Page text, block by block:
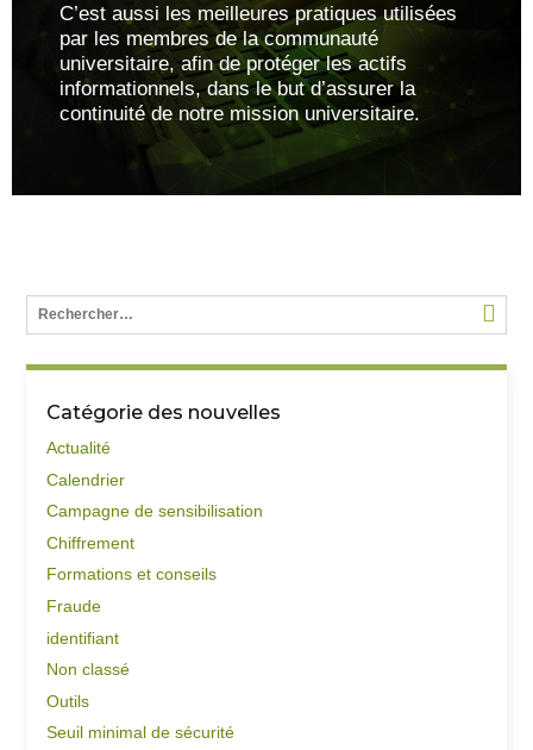
C’est aussi les meilleures pratiques utilisées
par les membres de la communauté
universitaire, afin de protéger les actifs
informationnels, dans le but d’assurer la
continuité de notre mission universitaire.
Catégorie des nouvelles
Actualité
Calendrier
Campagne de sensibilisation
Chiffrement
Formations et conseils
Fraude
identifiant
Non classé
Outils
Seuil minimal de sécurité